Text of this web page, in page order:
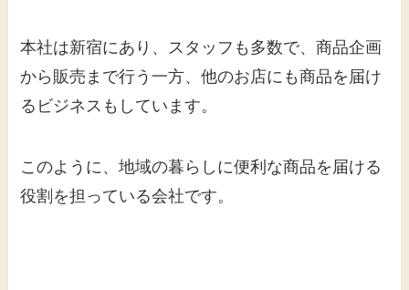
本社は新宿にあり、スタッフも多数で、商品企画
から販売まで行う一方、他のお店にも商品を届け
るビジネスもしています。
このように、地域の暮らしに便利な商品を届ける
役割を担っている会社です。